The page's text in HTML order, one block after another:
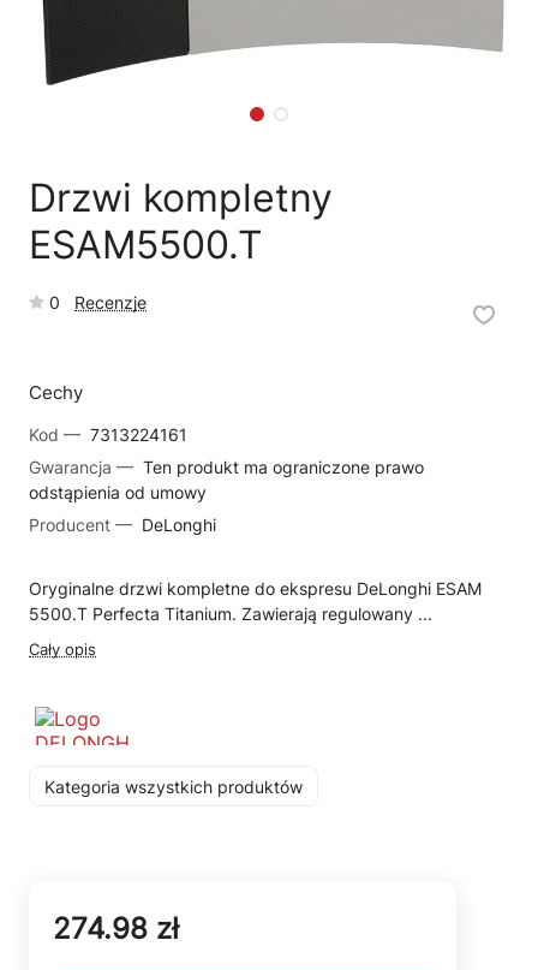
Drzwi kompletny
ESAM5500.T
0 Recenzje
Cechy
Kod — 7313224161
Gwarancja — Ten produkt ma ograniczone prawo
odstąpienia od umowy
Producent — DeLonghi
Oryginalne drzwi kompletne do ekspresu DeLonghi ESAM
5500.T Perfecta Titanium. Zawierają regulowany ...
Cały opis
Kategoria wszystkich produktów
274.98 zł
🗹Reklamacja naprawy